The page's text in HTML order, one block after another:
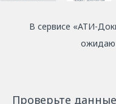
В сервисе «АТИ-
Проверьте